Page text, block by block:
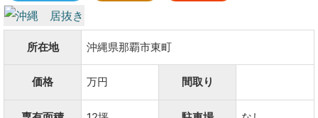
所在地 沖縄県那覇市東町
価格 万円 間取り